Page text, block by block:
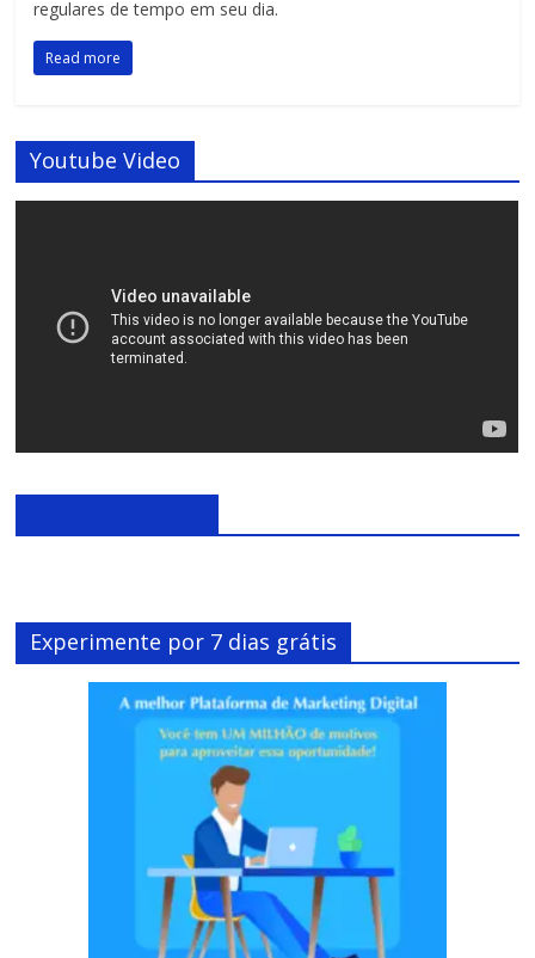
regulares de tempo em seu dia.
Read more
Youtube Video
Experimente por 7 dias grátis